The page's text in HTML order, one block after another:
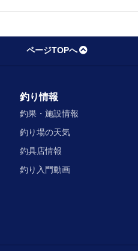
ページTOPへ
釣り情報
釣果・施設情報
釣り場の天気
釣具店情報
釣り入門動画